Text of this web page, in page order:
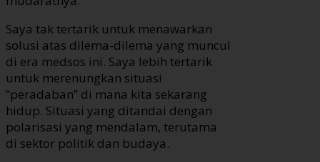
Saya tak tertarik untuk menawarkan
solusi atas dilema-dilema yang muncul
di era medsos ini. Saya lebih tertarik
untuk merenungkan situasi
“peradaban” di mana kita sekarang
hidup. Situasi yang ditandai dengan
polarisasi yang mendalam, terutama
di sektor politik dan budaya.